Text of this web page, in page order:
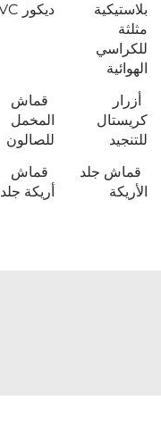
بلاستيكية
مثلثة
للكراسي
الهوائية
ديكور PVC
أزرار
كريستال
للتنجيد
قماش
المخمل
للصالون
قماش جلد
الأريكة
قماش
أريكة جلد